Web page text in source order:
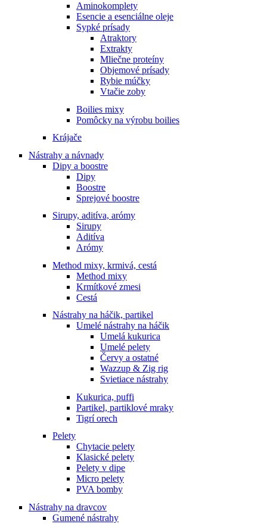
Aminokomplety
Esencie a esenciálne oleje
Sypké prísady
Atraktory
Extrakty
Mliečne proteíny
Objemové prísady
Rybie múčky
Vtačie zoby
Boilies mixy
Pomôcky na výrobu boilies
Krájače
Nástrahy a návnady
Dipy a boostre
Dipy
Boostre
Sprejové boostre
Sirupy, aditíva, arómy
Sirupy
Aditíva
Arómy
Method mixy, krmivá, cestá
Method mixy
Krmítkové zmesi
Cestá
Nástrahy na háčik, partikel
Umelé nástrahy na háčik
Umelá kukurica
Umelé pelety
Červy a ostatné
Wazzup & Zig rig
Svietiace nástrahy
Kukurica, puffi
Partikel, partiklové mraky
Tigrí orech
Pelety
Chytacie pelety
Klasické pelety
Pelety v dipe
Micro pelety
PVA bomby
Nástrahy na dravcov
Gumené nástrahy